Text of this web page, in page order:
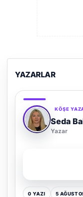
YAZARLAR
KÖŞE
Adem
Yazar
0 YAZI 16